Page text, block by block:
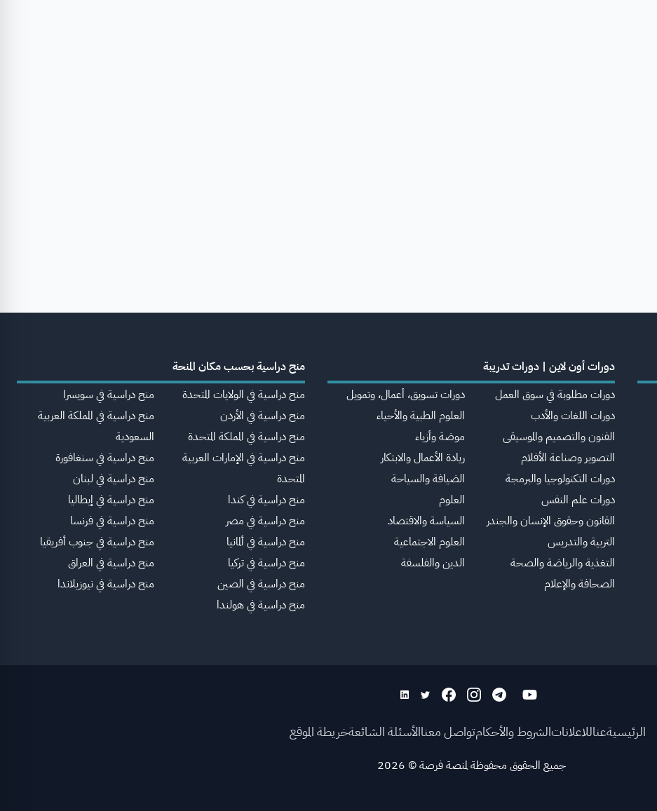
دورات أون لاين | دورات تدريبة
دورات مطلوبة في سوق العمل
دورات اللغات والأدب
الفنون والتصميم والموسيقى
التصوير وصناعة الأفلام
دورات التكنولوجيا والبرمجة
دورات علم النفس
القانون وحقوق الإنسان والجندر
التربية والتدريس
التغذية والرياضة والصحة
الصحافة والإعلام
دورات تسويق، أعمال، وتمويل
العلوم الطبية والأحياء
موضة وأزياء
ريادة الأعمال والابتكار
الضيافة والسياحة
العلوم
السياسة والاقتصاد
العلوم الاجتماعية
الدين والفلسفة
منح دراسية بحسب مكان المنحة
منح دراسية في الولايات المتحدة
منح دراسية في الأردن
منح دراسية في المملكة المتحدة
منح دراسية في الإمارات العربية
المتحدة
منح دراسية في كندا
منح دراسية في مصر
منح دراسية في ألمانيا
منح دراسية في تركيا
منح دراسية في الصين
منح دراسية في هولندا
منح دراسية في سويسرا
منح دراسية في المملكة العربية
السعودية
منح دراسية في سنغافورة
منح دراسية في لبنان
منح دراسية في إيطاليا
منح دراسية في فرنسا
منح دراسية في جنوب أفريقيا
منح دراسية في العراق
منح دراسية في نيوزيلاندا
الرئيسيةعناللاعلاناتالشروط والأحكامتواصل معناالأسئلة الشائعةخريطة الموقع
جميع الحقوق محفوظة لمنصة فرصة©
2026